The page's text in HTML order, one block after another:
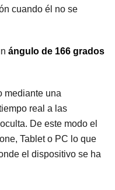
cuando él no se
ángulo de 166 grados
mediante una
real a las
De este modo el
Tablet o PC lo que
el dispositivo se ha